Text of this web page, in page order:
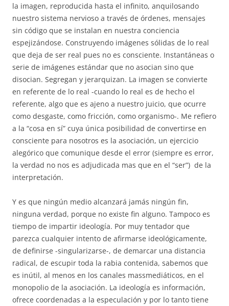
la imagen, reproducida hasta el infinito, anquilosando
nuestro sistema nervioso a través de órdenes, mensajes
sin código que se instalan en nuestra conciencia
espejizándose. Construyendo imágenes sólidas de lo real
que deja de ser real pues no es consciente. Instantáneas o
serie de imágenes estándar que no asocian sino que
disocian. Segregan y jerarquizan. La imagen se convierte
en referente de lo real -cuando lo real es de hecho el
referente, algo que es ajeno a nuestro juicio, que ocurre
como desgaste, como fricción, como organismo-. Me refiero
a la “cosa en sí” cuya única posibilidad de convertirse en
consciente para nosotros es la asociación, un ejercicio
alegórico que comunique desde el error (siempre es error,
la verdad no nos es adjudicada mas que en el “ser”) de la
interpretación.
Y es que ningún medio alcanzará jamás ningún fin,
ninguna verdad, porque no existe fin alguno. Tampoco es
tiempo de impartir ideología. Por muy tentador que
parezca cualquier intento de afirmarse ideológicamente,
de definirse -singularizarse-, de demarcar una distancia
radical, de escupir toda la rabia contenida, sabemos que
es inútil, al menos en los canales massmediáticos, en el
monopolio de la asociación. La ideología es información,
ofrece coordenadas a la especulación y por lo tanto tiene